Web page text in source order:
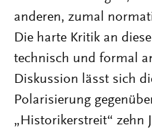
anderen, zumal
Die harte Kritik an
technisch und formal
Diskussion lässt sich
Polarisierung
„Historikerstreit“ zehn